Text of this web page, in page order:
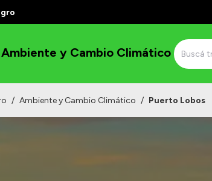
Ambiente y Cambio Climático
/ Ambiente y Cambio Climático / Puerto Lobos